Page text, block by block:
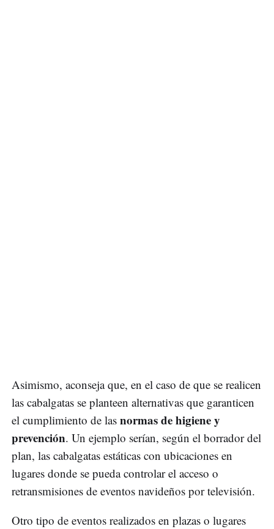
Asimismo, aconseja que, en el caso de que se realicen
las cabalgatas se planteen alternativas que garanticen
el cumplimiento de las normas de higiene y
prevención. Un ejemplo serían, según el borrador del
plan, las cabalgatas estáticas con ubicaciones en
lugares donde se pueda controlar el acceso o
retransmisiones de eventos navideños por televisión.
Otro tipo de eventos realizados en plazas o lugares